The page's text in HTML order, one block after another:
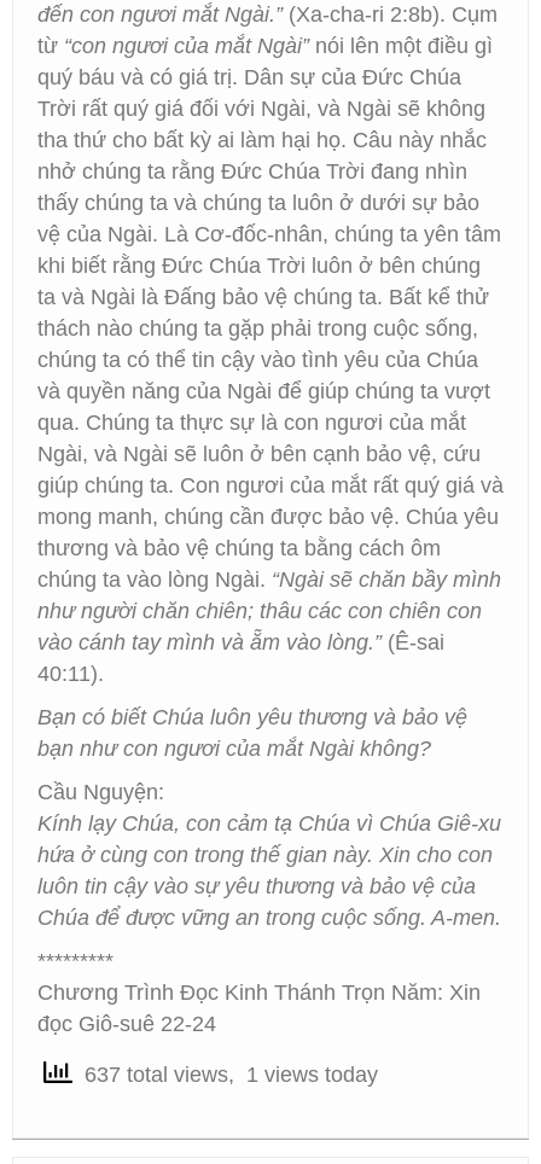
đến con ngươi mắt Ngài.”(Xa-cha-ri 2:8b). Cụm
từ “con ngươi của mắt Ngài”nói lên một điều gì
quý báu và có giá trị. Dân sự của Đức Chúa
Trời rất quý giá đối với Ngài, và Ngài sẽ không
tha thứ cho bất kỳ ai làm hại họ. Câu này nhắc
nhở chúng ta rằng Đức Chúa Trời đang nhìn
thấy chúng ta và chúng ta luôn ở dưới sự bảo
vệ của Ngài. Là Cơ-đốc-nhân, chúng ta yên tâm
khi biết rằng Đức Chúa Trời luôn ở bên chúng
ta và Ngài là Đấng bảo vệ chúng ta. Bất kể thử
thách nào chúng ta gặp phải trong cuộc sống,
chúng ta có thể tin cậy vào tình yêu của Chúa
và quyền năng của Ngài để giúp chúng ta vượt
qua. Chúng ta thực sự là con ngươi của mắt
Ngài, và Ngài sẽ luôn ở bên cạnh bảo vệ, cứu
giúp chúng ta. Con ngươi của mắt rất quý giá và
mong manh, chúng cần được bảo vệ. Chúa yêu
thương và bảo vệ chúng ta bằng cách ôm
chúng ta vào lòng Ngài. “Ngài sẽ chăn bầy mình
như người chăn chiên; thâu các con chiên con
vào cánh tay mình và ẵm vào lòng.”(Ê-sai
40:11).
Bạn có biết Chúa luôn yêu thương và bảo vệ
bạn như con ngươi của mắt Ngài không?
Cầu Nguyện:
Kính lạy Chúa, con cảm tạ Chúa vì Chúa Giê-xu
hứa ở cùng con trong thế gian này. Xin cho con
luôn tin cậy vào sự yêu thương và bảo vệ của
Chúa để được vững an trong cuộc sống. A-men.
*********
Chương Trình Đọc Kinh Thánh Trọn Năm: Xin
đọc Giô-suê 22-24
637 total views, 1 views today